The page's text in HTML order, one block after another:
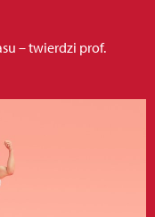
– twierdzi prof.